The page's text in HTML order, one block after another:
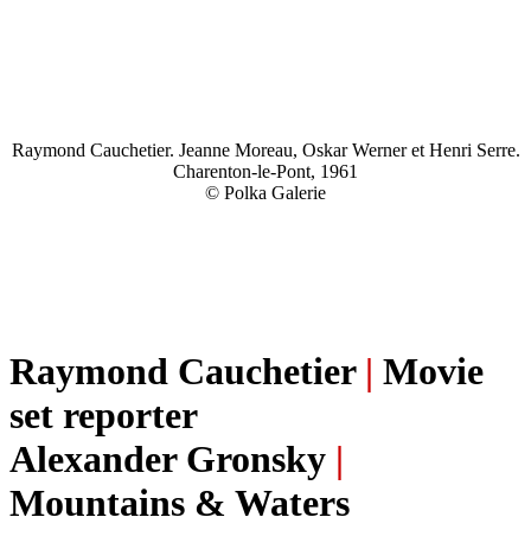
Raymond Cauchetier. Jeanne Moreau, Oskar Werner et Henri Serre.
Charenton-le-Pont, 1961
© Polka Galerie
Raymond Cauchetier| Movie
set reporter
Alexander Gronsky |
Mountains & Waters